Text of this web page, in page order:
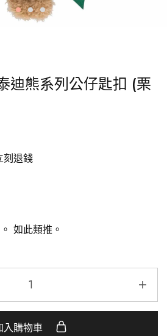
迪熊系列公仔匙扣 (栗
刻退錢
如此類推。
入購物車